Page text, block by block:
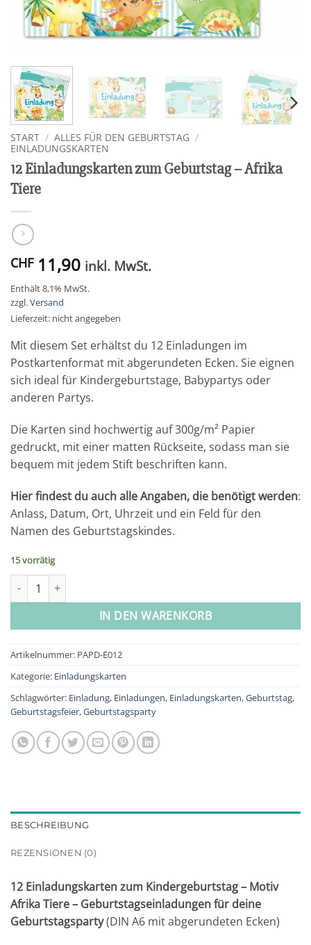
START / ALLES FÜR DEN GEBURTSTAG /
EINLADUNGSKARTEN
12 Einladungskarten zum Geburtstag – Afrika
Tiere
CHF11,90 inkl. MwSt.
Enthält 8,1% MwSt.
zzgl.Versand
Lieferzeit: nicht angegeben
Mit diesem Set erhältst du 12 Einladungen im
Postkartenformat mit abgerundeten Ecken. Sie eignen
sich ideal für Kindergeburtstage, Babypartys oder
anderen Partys.
Die Karten sind hochwertig auf 300g/m² Papier
gedruckt, mit einer matten Rückseite, sodass man sie
bequem mit jedem Stift beschriften kann.
Hier findest du auch alle Angaben, die benötigt werden:
Anlass, Datum, Ort, Uhrzeit und ein Feld für den
Namen des Geburtstagskindes.
15 vorrätig
12 Einladungskarten zum Geburtstag – Afrika Tiere Menge
IN DEN WARENKORB
Artikelnummer: PAPD-E012
Kategorie: Einladungskarten
Schlagwörter: Einladung, Einladungen, Einladungskarten,Geburtstag,
Geburtstagsfeier,Geburtstagsparty
BESCHREIBUNG
REZENSIONEN (0)
12 Einladungskarten zum Kindergeburtstag – Motiv
Afrika Tiere – Geburtstagseinladungen für deine
Geburtstagsparty(DIN A6 mit abgerundeten Ecken)